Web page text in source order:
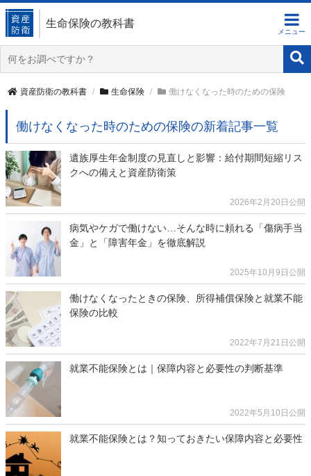
生命保険の教科書
資産防衛の教科書 生命保険 働けなくなった時のための保険
働けなくなった時のための保険の新着記事一覧
遺族厚生年金制度の見直しと影響：給付期間短縮リス
クへの備えと資産防衛策
2026年2月20日公開
病気やケガで働けない…そんな時に頼れる「傷病手当
金」と「障害年金」を徹底解説
2025年10月9日公開
働けなくなったときの保険、所得補償保険と就業不能
保険の比較
2022年7月21日公開
就業不能保険とは｜保障内容と必要性の判断基準
2022年5月10日公開
就業不能保険とは？知っておきたい保障内容と必要性